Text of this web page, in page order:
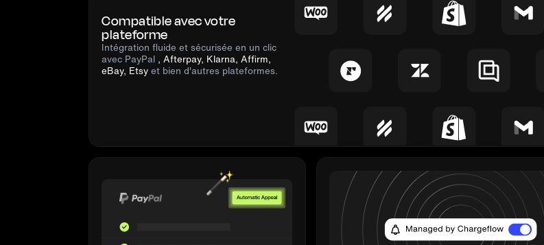
Compatible avec votre
plateforme
Intégration fluide et sécurisée en un clic
avec PayPal , Afterpay, Klarna, Affirm,
eBay, Etsy et bien d'autres plateformes.